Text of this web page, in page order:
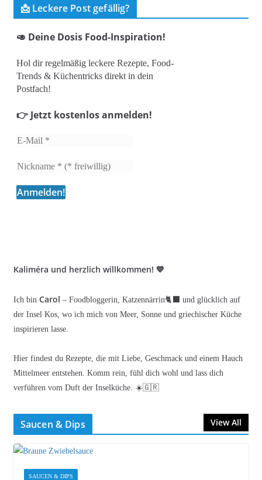
📩 Leckere Post gefällig?
🥑 Deine Dosis Food-Inspiration!
Hol dir regelmäßig leckere Rezepte, Food-
Trends & Küchentricks direkt in dein
Postfach!
👉 Jetzt kostenlos anmelden!
Kaliméra und herzlich willkommen! 💙
Ich bin Carol – Foodbloggerin, Katzennärrin🐈‍⬛ und glücklich auf
der Insel Kos, wo ich mich von Meer, Sonne und griechischer Küche
inspirieren lasse.
Hier findest du Rezepte, die mit Liebe, Geschmack und einem Hauch
Mittelmeer entstehen. Komm rein, fühl dich wohl und lass dich
verführen vom Duft der Inselküche. ☀️🇬🇷
Saucen & Dips View All
SAUCEN & DIPS